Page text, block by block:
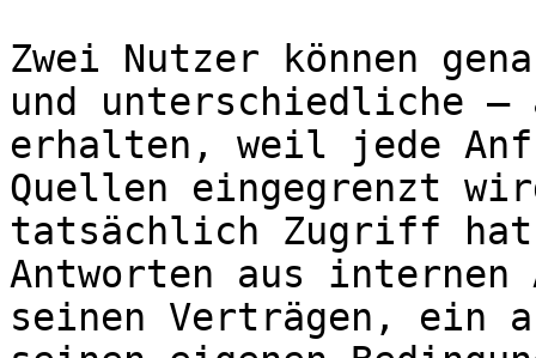
Zwei Nutzer können
und unterschiedliche –
erhalten, weil jede
Quellen eingegrenzt
tatsächlich Zugriff
Antworten aus
seinen Verträgen, ein